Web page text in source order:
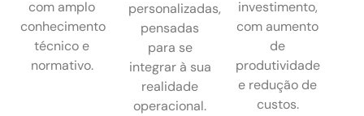
com amplo
conhecimento
técnico e
normativo.
personalizadas,
pensadas
para se
integrar à sua
realidade
operacional.
investimento,
com aumento
de
produtividade
e redução de
custos.